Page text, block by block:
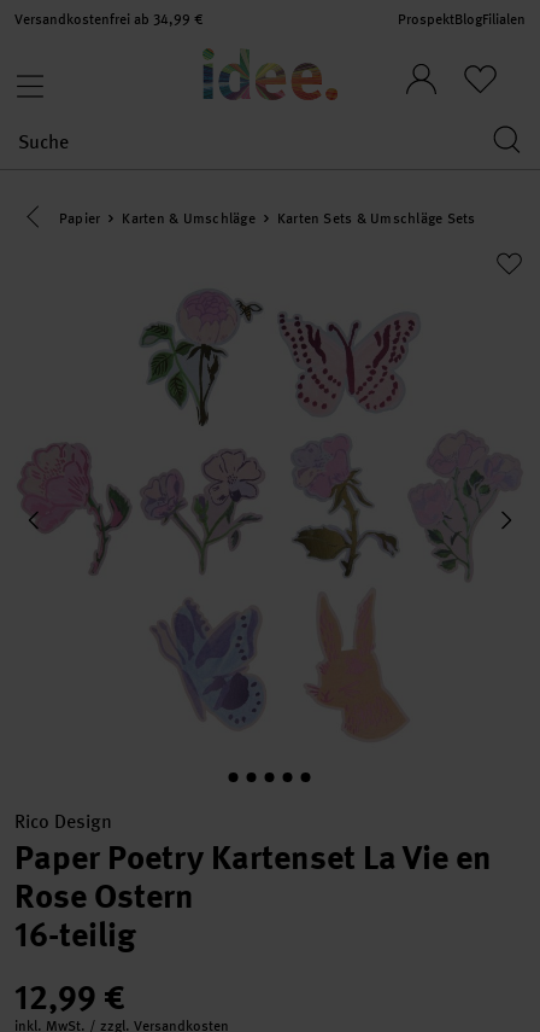
Versandkostenfrei ab 34,99 € ProspektBlogFilialen
Eine Kategorie zurück navigieren
Papier Karten & Umschläge Karten Sets & Umschläge Sets
Rico Design
Paper Poetry Kartenset La Vie en
Rose Ostern
16-teilig
12,99 €
inkl. MwSt. / zzgl. Versandkosten